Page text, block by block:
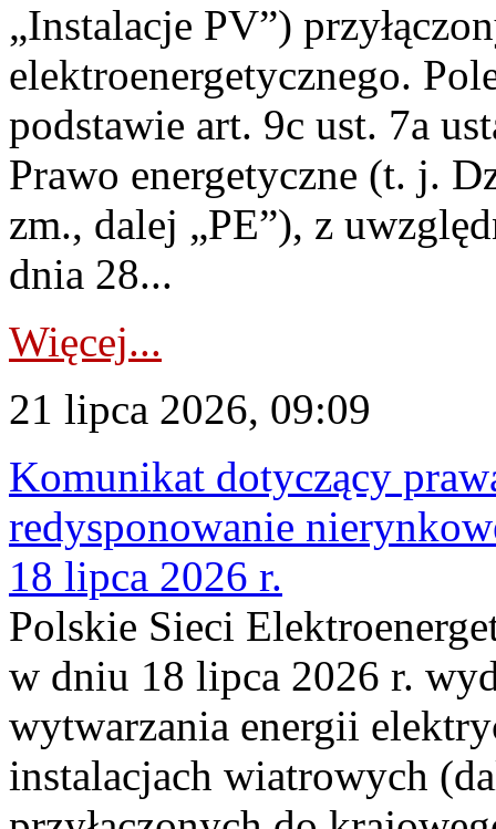
„Instalacje PV”)
elektroenergetycznego.
podstawie art. 9c ust. 7a
Prawo energetyczne (t. j.
zm., dalej „PE”), z
dnia 28...
Więcej...
21 lipca 2026, 09:09
Komunikat dotyczący
redysponowanie
18 lipca 2026 r.
Polskie Sieci
w dniu 18 lipca 2026 r.
wytwarzania energii
instalacjach wiatrowych